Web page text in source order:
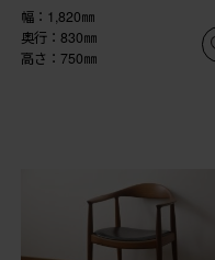
幅：1,820㎜
奥行：830㎜
高さ：750㎜